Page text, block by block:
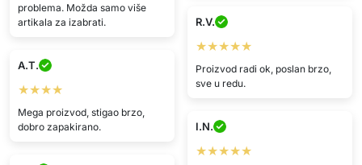
problema. Možda samo više
artikala za izabrati.
R.V.
★★★★★
Proizvod radi ok, poslan brzo,
sve u redu.
A.T.
★★★★
Mega proizvod, stigao brzo,
dobro zapakirano.
I.N.
★★★★★